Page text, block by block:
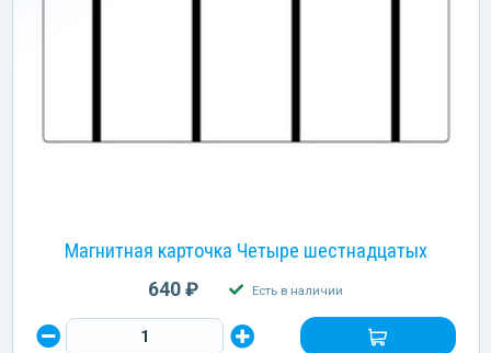
Магнитная карточка Четыре шестнадцатых
640 ₽ Есть в наличии